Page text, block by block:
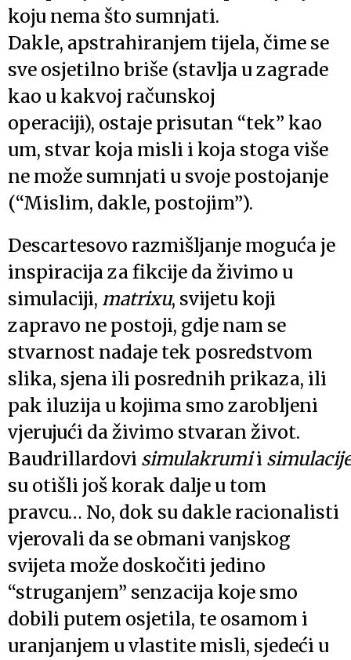
koju nema što sumnjati.
Dakle, apstrahiranjem tijela, čime se
sve osjetilno briše (stavlja u zagrade
kao u kakvoj računskoj
operaciji), ostaje prisutan “tek” kao
um, stvar koja misli i koja stoga više
ne može sumnjati u svoje postojanje
(“Mislim, dakle, postojim”).
Descartesovo razmišljanje moguća je
inspiracija za fikcije da živimo u
simulaciji, matrixu, svijetu koji
zapravo ne postoji, gdje nam se
stvarnost nadaje tek posredstvom
slika, sjena ili posrednih prikaza, ili
pak iluzija u kojima smo zarobljeni
vjerujući da živimo stvaran život.
Baudrillardovi simulakrumii
su otišli još korak dalje u tom
pravcu… No, dok su dakle racionalisti
vjerovali da se obmani vanjskog
svijeta može doskočiti jedino
“struganjem” senzacija koje smo
dobili putem osjetila, te osamom i
uranjanjem u vlastite misli, sjedeći u